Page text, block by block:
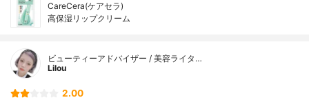
CareCera(ケアセラ)
高保湿リップクリーム
ビューティーアドバイザー / 美容ライタ…
Lilou
2.00